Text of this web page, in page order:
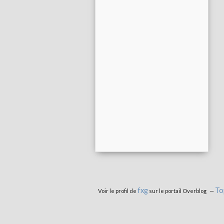
Voir le profil de fxgsur le portail Overblog